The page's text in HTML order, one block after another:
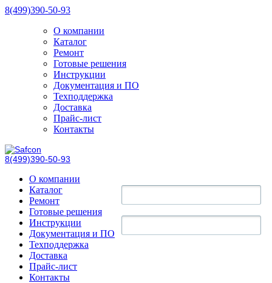
8(499)390-50-93
О компании
Каталог
Ремонт
Готовые решения
Инструкции
Документация и ПО
Техподдержка
Доставка
Прайс-лист
Контакты
8(499)390-50-93
О компании
Каталог
Ремонт
Готовые решения
Инструкции
Документация и ПО
Техподдержка
Доставка
Прайс-лист
Контакты